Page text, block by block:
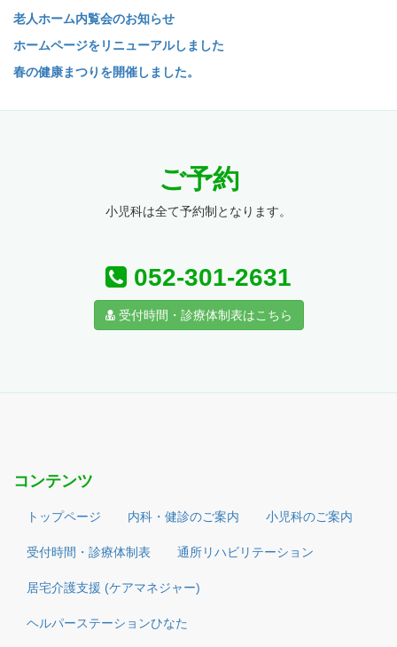
老人ホーム内覧会のお知らせ
ホームページをリニューアルしました
春の健康まつりを開催しました。
ご予約
小児科は全て予約制となります。
052-301-2631
受付時間・診療体制表はこちら
コンテンツ
トップページ 内科・健診のご案内 小児科のご案内
受付時間・診療体制表 通所リハビリテーション
居宅介護支援 (ケアマネジャー)
ヘルパーステーションひなた